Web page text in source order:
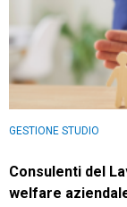
GESTIONE STUDIO
Consulenti del
welfare